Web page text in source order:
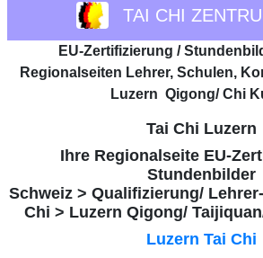
TAI CHI
EU-Zertifizierung /
Regionalseiten Lehrer, Schulen,
Luzern Qigong/ Chi
Tai Chi Luzern
Ihre Regionalseite EU-
Stundenbilder
Schweiz > Qualifizierung/
Chi > Luzern Qigong/
Luzern Tai Chi